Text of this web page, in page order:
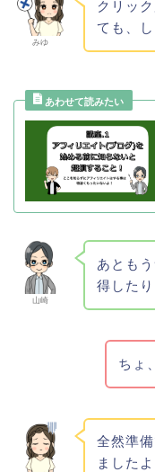
みゆ
クリッ
ても、
山崎
あとも
得した
ちょ
全然準
ましたよ